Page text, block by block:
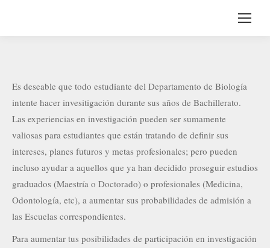
Es deseable que todo estudiante del Departamento de Biología
intente hacer invesitigación durante sus años de Bachillerato.
Las experiencias en investigación pueden ser sumamente
valiosas para estudiantes que están tratando de definir sus
intereses, planes futuros y metas profesionales; pero pueden
incluso ayudar a aquellos que ya han decidido proseguir estudios
graduados (Maestría o Doctorado) o profesionales (Medicina,
Odontología, etc), a aumentar sus probabilidades de admisión a
las Escuelas correspondientes.
Para aumentar tus posibilidades de participación en investigación